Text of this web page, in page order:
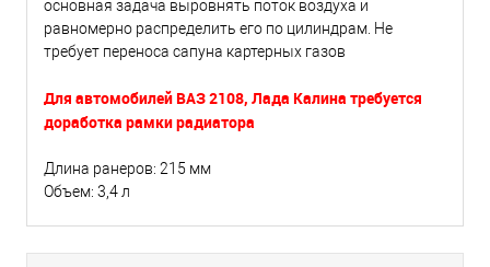
основная задача выровнять поток воздуха и
равномерно распределить его по цилиндрам. Не
требует переноса сапуна картерных газов
Для автомобилей ВАЗ 2108, Лада Калина требуется
доработка рамки радиатора
Длина ранеров: 215 мм
Объем: 3,4 л